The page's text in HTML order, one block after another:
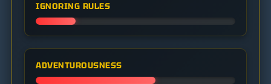
IGNORING RULES
ADVENTUROUSNESS